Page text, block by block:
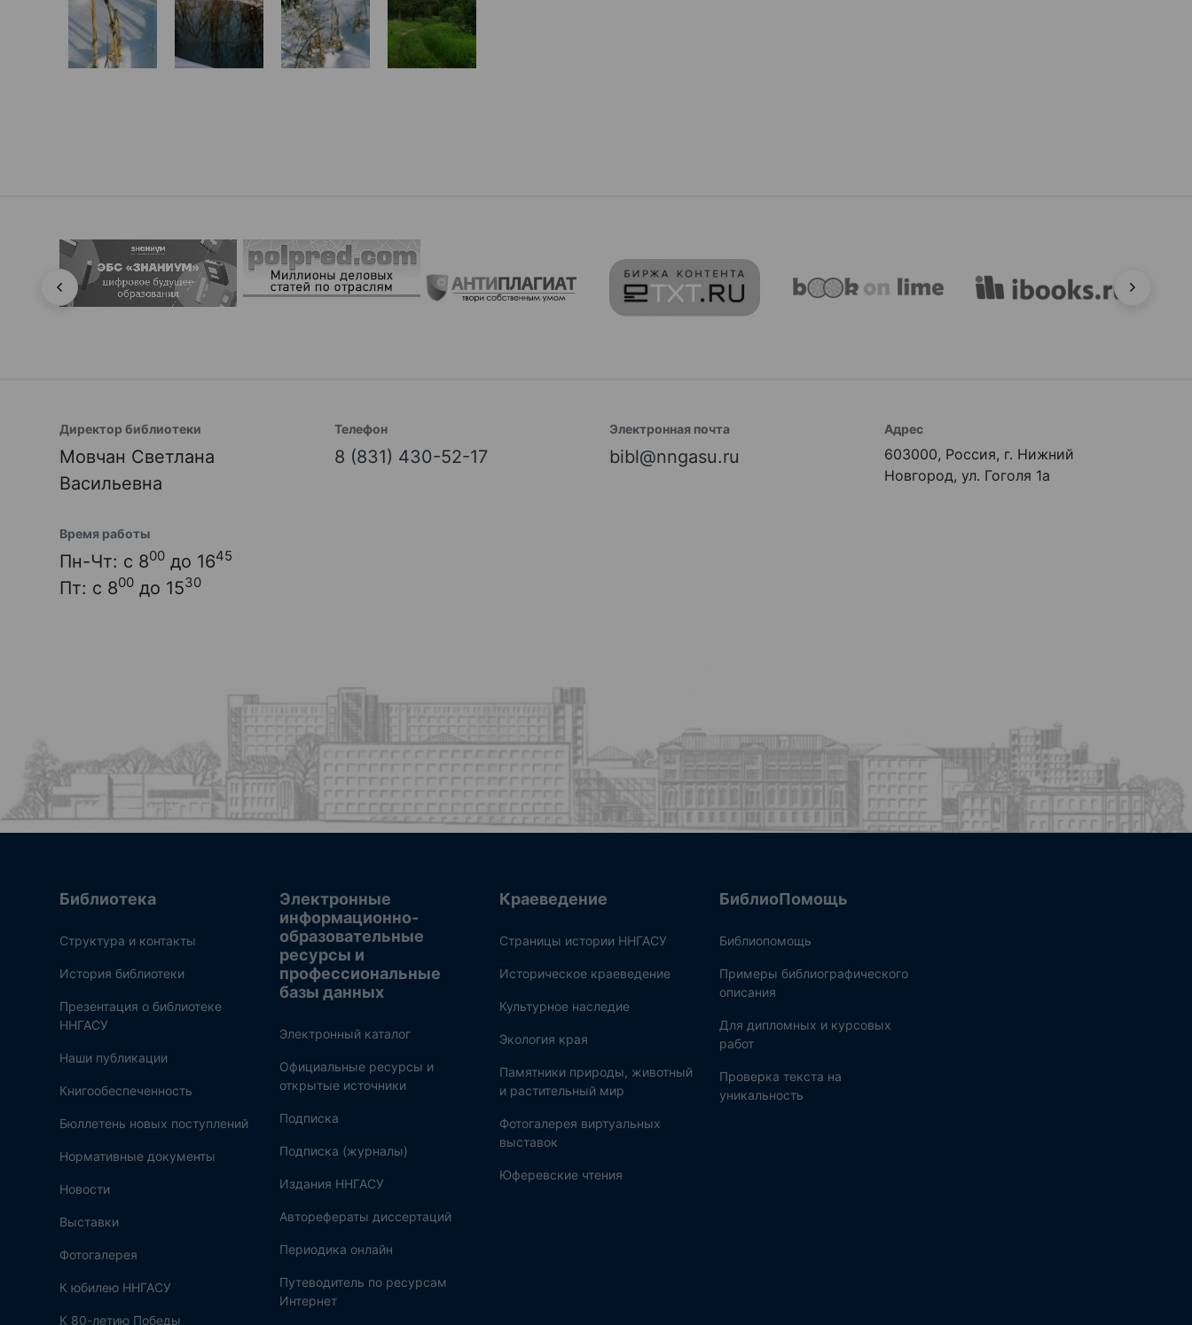
Директор библиотеки
Мовчан Светлана
Васильевна
Телефон
8 (831) 430-52-17
Электронная почта
bibl@nngasu.ru
Адрес
603000, Россия, г. Нижний
Новгород, ул. Гоголя 1а
Время работы
Пн-Чт: с 800 до 1645
Пт: с 800 до 1530
Библиотека
Структура и контакты
История библиотеки
Презентация о библиотеке
ННГАСУ
Наши публикации
Книгообеспеченность
Бюллетень новых поступлений
Нормативные документы
Новости
Выставки
Фотогалерея
К юбилею ННГАСУ
К 80-летию Победы
Электронные
информационно-
образовательные
ресурсы и
профессиональные
базы данных
Электронный каталог
Официальные ресурсы и
открытые источники
Подписка
Подписка (журналы)
Издания ННГАСУ
Авторефераты диссертаций
Периодика онлайн
Путеводитель по ресурсам
Интернет
Краеведение
Страницы истории ННГАСУ
Историческое краеведение
Культурное наследие
Экология края
Памятники природы, животный
и растительный мир
Фотогалерея виртуальных
выставок
Юферевские чтения
БиблиоПомощь
Библиопомощь
Примеры библиографического
описания
Для дипломных и курсовых
работ
Проверка текста на
уникальность